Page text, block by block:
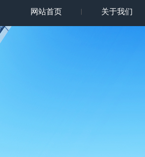
网站首页 关于我们